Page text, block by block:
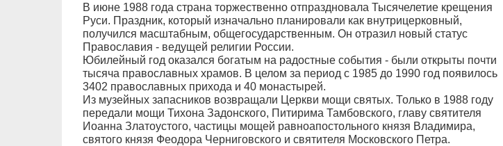
В июне 1988 года страна торжественно отпраздновала Тысячелетие крещения
Руси. Праздник, который изначально планировали как внутрицерковный,
получился масштабным, общегосударственным. Он отразил новый статус
Православия - ведущей религии России.
Юбилейный год оказался богатым на радостные события - были открыты почти
тысяча православных храмов. В целом за период с 1985 до 1990 год появилось
3402 православных прихода и 40 монастырей.
Из музейных запасников возвращали Церкви мощи святых. Только в 1988 году
передали мощи Тихона Задонского, Питирима Тамбовского, главу святителя
Иоанна Златоустого, частицы мощей равноапостольного князя Владимира,
святого князя Феодора Черниговского и святителя Московского Петра.